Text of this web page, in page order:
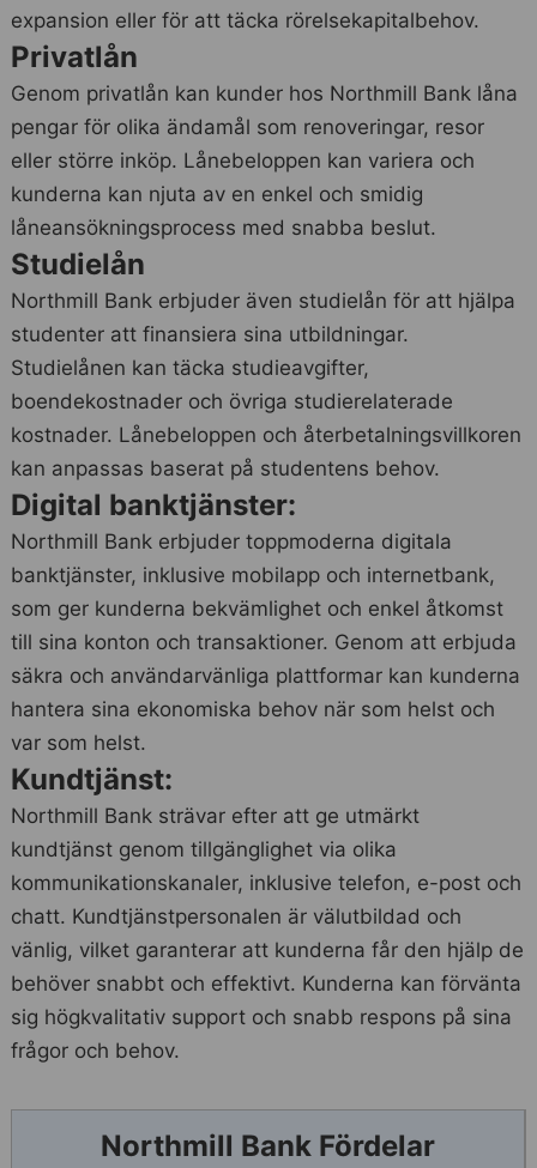
expansion eller för att täcka rörelsekapitalbehov.
Privatlån
Genom privatlån kan kunder hos Northmill Bank låna
pengar för olika ändamål som renoveringar, resor
eller större inköp. Lånebeloppen kan variera och
kunderna kan njuta av en enkel och smidig
låneansökningsprocess med snabba beslut.
Studielån
Northmill Bank erbjuder även studielån för att hjälpa
studenter att finansiera sina utbildningar.
Studielånen kan täcka studieavgifter,
boendekostnader och övriga studierelaterade
kostnader. Lånebeloppen och återbetalningsvillkoren
kan anpassas baserat på studentens behov.
Digital banktjänster:
Northmill Bank erbjuder toppmoderna digitala
banktjänster, inklusive mobilapp och internetbank,
som ger kunderna bekvämlighet och enkel åtkomst
till sina konton och transaktioner. Genom att erbjuda
säkra och användarvänliga plattformar kan kunderna
hantera sina ekonomiska behov när som helst och
var som helst.
Kundtjänst:
Northmill Bank strävar efter att ge utmärkt
kundtjänst genom tillgänglighet via olika
kommunikationskanaler, inklusive telefon, e-post och
chatt. Kundtjänstpersonalen är välutbildad och
vänlig, vilket garanterar att kunderna får den hjälp de
behöver snabbt och effektivt. Kunderna kan förvänta
sig högkvalitativ support och snabb respons på sina
frågor och behov.
Northmill Bank Fördelar